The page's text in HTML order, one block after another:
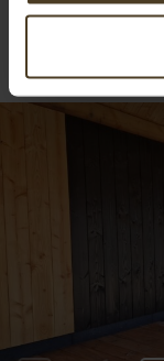
perfecte
buitenruimte
ongeacht het